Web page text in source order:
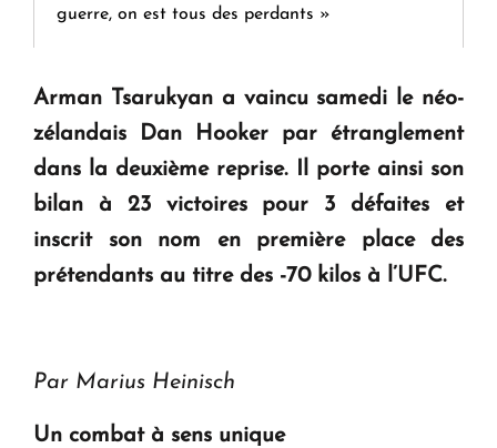
guerre, on est tous des perdants »
" Tant qu'il n'existe pas d'alternative concrète, la
KASA : 30 ans d'audace, de résilience et d'avenir
en Arménie
Arman Tsarukyan a vaincu samedi le néo-
zélandais Dan Hooker par étranglement
dans la deuxième reprise. Il porte ainsi son
bilan à 23 victoires pour 3 défaites et
inscrit son nom en première place des
prétendants au titre des -70 kilos à l’UFC.
Par Marius Heinisch
Un combat à sens unique